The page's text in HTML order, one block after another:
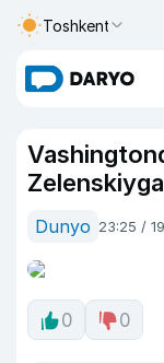
Toshkent
Dunyo 23:25 /
0 0